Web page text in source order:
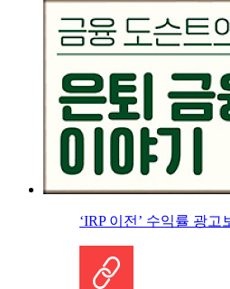
‘IRP 이전’ 수익률 광고